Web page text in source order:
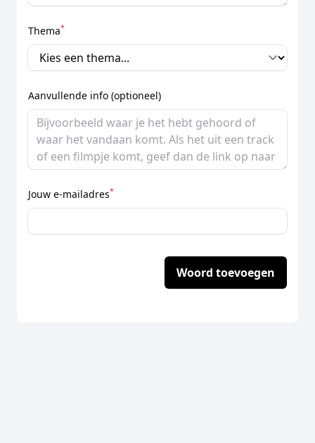
Thema*
Aanvullende info (optioneel)
Jouw e-mailadres*
Woord toevoegen